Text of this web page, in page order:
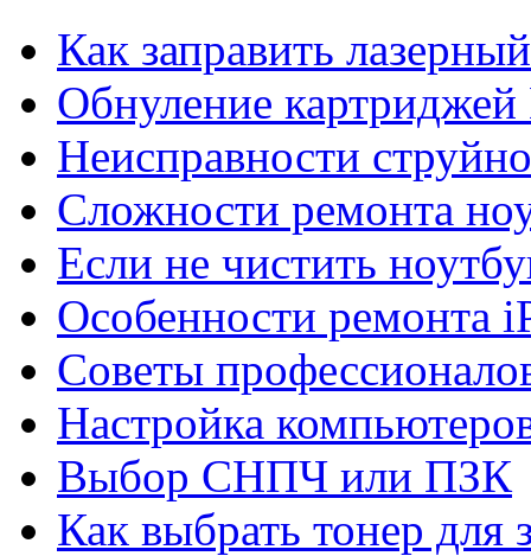
Как заправить
Обнуление
Неисправности
Сложности ремонта
Если не чистить
Особенности ремонта
Советы
Настройка
Выбор СНПЧ или ПЗК
Как выбрать тонер для